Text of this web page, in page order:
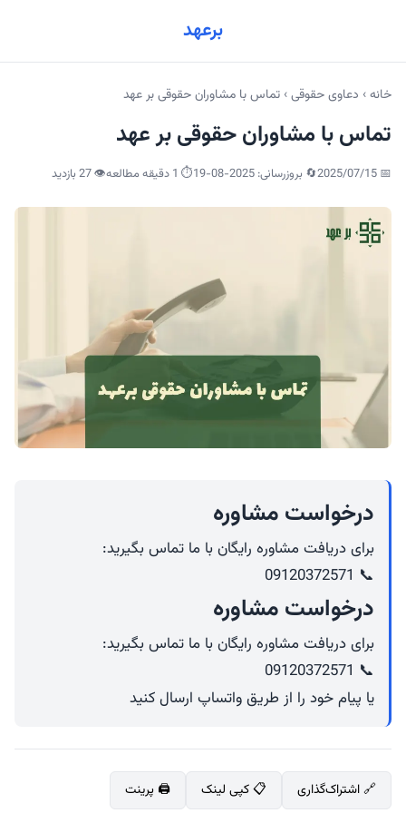
برعهد
خانه› دعاوی حقوقی› تماس با مشاوران حقوقی بر عهد
تماس با مشاوران حقوقی بر عهد
📅
2025/07/15🔄 بروزرسانی: 2025-08-19 ⏱️ 1 دقیقه مطالعه 👁️
27 بازدید
درخواست مشاوره
برای دریافت مشاوره رایگان با ما تماس بگیرید:
📞 09120372571
درخواست مشاوره
برای دریافت مشاوره رایگان با ما تماس بگیرید:
📞 09120372571
یا پیام خود را از طریق واتساپ ارسال کنید
🔗 اشتراک‌گذاری 📋 کپی لینک 🖨️ پرینت